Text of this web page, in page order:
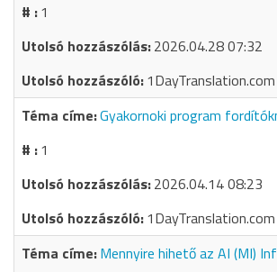
1
2026.04.28 07:32
1DayTranslation.com
Gyakornoki program
1
2026.04.14 08:23
1DayTranslation.com
Mennyire hihető az AI (MI)